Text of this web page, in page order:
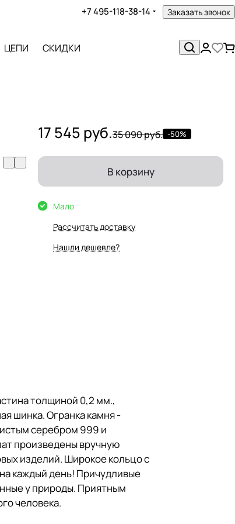
+7 495-118-38-14 Заказать звонок
ЦЕПИ СКИДКИ
17 545 руб.35 090 руб. -50%
В корзину
Мало
Рассчитать доставку
Нашли дешевле?
толщиной 0,2 мм.,
шинка. Огранка камня -
серебром 999 и
произведены вручную
изделий. Широкое кольцо с
каждый день! Причудливые
у природы. Приятным
человека.